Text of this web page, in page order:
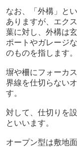
なお、「外構」と
ありますが、エク
葉に対し、外構は
ポートやガレージ
のものを指します。
塀や柵にフォーカ
界線を仕切らない
す。
対して、仕切りを
といいます。
オープン型は敷地